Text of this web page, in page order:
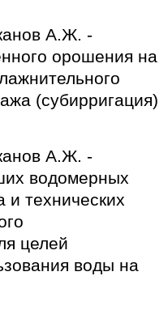
А.Ж. -
орошения на
(субирригация)
А.Ж. -
водомерных
и технических
целей
воды на